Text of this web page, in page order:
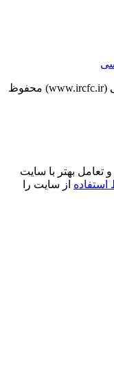
تمامی حقوق برای سایت ایران سی اف سی (www.ircfc.ir) محفوظ
تعامل بهتر با سایت
استفاده از سایت را